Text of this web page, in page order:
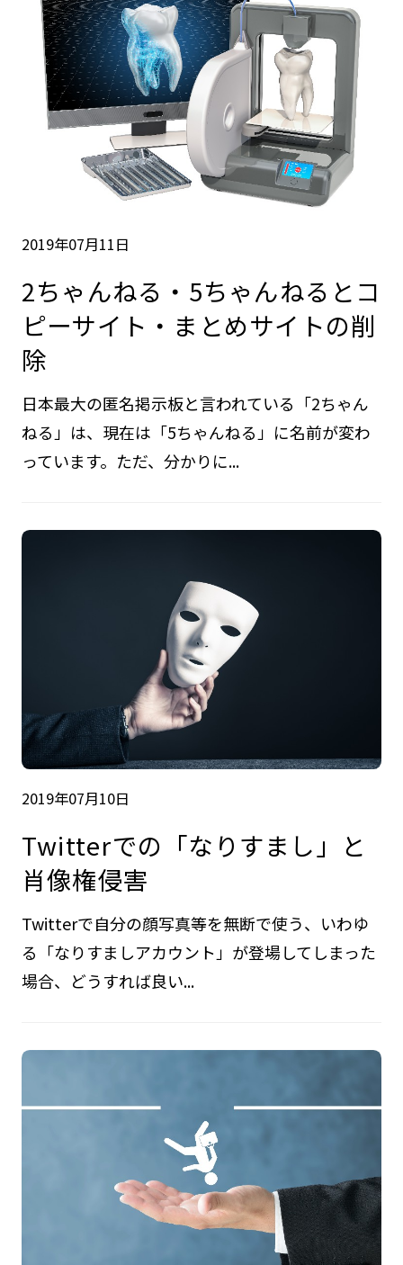
2019年07月11日
2ちゃんねる・5ちゃんねるとコ
ピーサイト・まとめサイトの削
除
日本最大の匿名掲示板と言われている「2ちゃん
ねる」は、現在は「5ちゃんねる」に名前が変わ
っています。ただ、分かりに...
2019年07月10日
Twitterでの「なりすまし」と
肖像権侵害
Twitterで自分の顔写真等を無断で使う、いわゆ
る「なりすましアカウント」が登場してしまった
場合、どうすれば良い...